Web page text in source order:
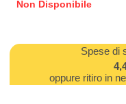
Non Disponibile
Spese di
oppure ritiro in